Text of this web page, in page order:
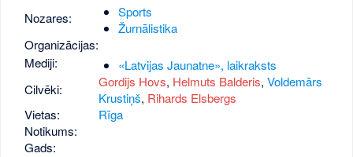
Nozares:
Sports
Žurnālistika
Organizācijas:
Mediji:
«Latvijas Jaunatne», laikraksts
Cilvēki:
Gordijs Hovs, Helmuts Balderis,Voldemārs
Krustiņš, Rihards Elsbergs
Vietas:
Rīga
Notikums:
Gads: